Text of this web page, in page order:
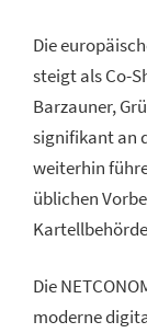
Die
steigt als Co-
Barzauner,
signifikant an
weiterhin
üblichen
Die
moderne